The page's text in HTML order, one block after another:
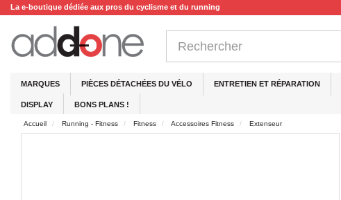
La e-boutique dédiée aux pros du cyclisme et du running
MARQUES PIÈCES DÉTACHÉES DU VÉLO ENTRETIEN ET RÉPARATION
DISPLAY BONS PLANS !
Accueil Running - Fitness Fitness Accessoires Fitness Extenseur